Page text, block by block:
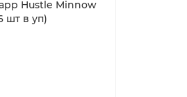
Hustle Minnow
шт в уп)